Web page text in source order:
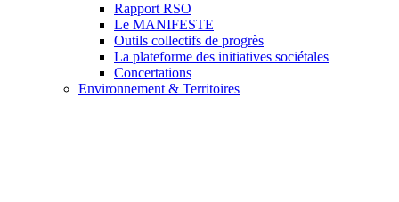
Rapport RSO
Le MANIFESTE
Outils collectifs de progrès
La plateforme des initiatives sociétales
Concertations
Environnement & Territoires